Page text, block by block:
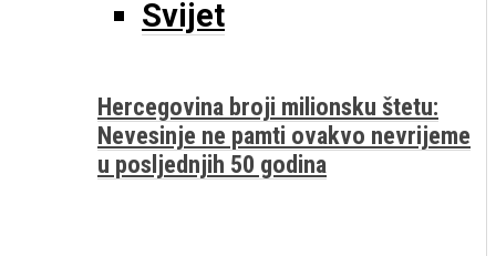
Svijet
Hercegovina broji milionsku štetu:
Nevesinje ne pamti ovakvo nevrijeme
u posljednjih 50 godina